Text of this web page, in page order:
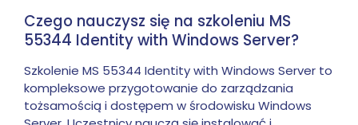
Czego nauczysz się na szkoleniu MS
55344 Identity with Windows Server?
Szkolenie MS 55344 Identity with Windows Server to
kompleksowe przygotowanie do zarządzania
tożsamością i dostępem w środowisku Windows